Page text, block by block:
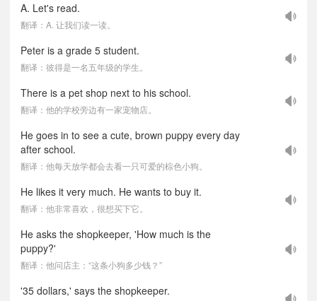
A. Let's read.
翻译：A. 让我们读一读。
Peter is a grade 5 student.
翻译：彼得是一名五年级的学生。
There is a pet shop next to his school.
翻译：他的学校旁边有一家宠物店。
He goes in to see a cute, brown puppy every day
after school.
翻译：他每天放学都会去看一只可爱的棕色小狗。
He likes it very much. He wants to buy it.
翻译：他非常喜欢，很想买下它。
He asks the shopkeeper, 'How much is the
puppy?'
翻译：他问店主：“这条小狗多少钱？”
'35 dollars,' says the shopkeeper.